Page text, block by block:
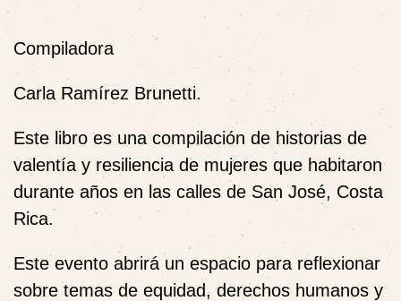
Compiladora
Carla Ramírez Brunetti.
Este libro es una compilación de historias de
valentía y resiliencia de mujeres que habitaron
durante años en las calles de San José, Costa
Rica.
Este evento abrirá un espacio para reflexionar
sobre temas de equidad, derechos humanos y